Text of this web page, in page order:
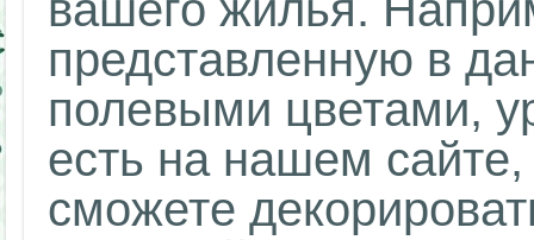
представленную в
полевыми цветами,
есть на нашем
сможете